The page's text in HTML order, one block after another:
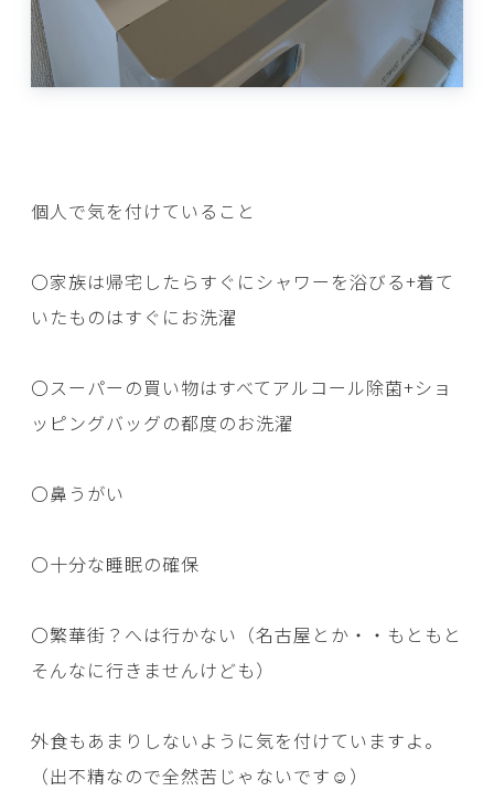
個人で気を付けていること
〇家族は帰宅したらすぐにシャワーを浴びる+着て
いたものはすぐにお洗濯
〇スーパーの買い物はすべてアルコール除菌+ショ
ッピングバッグの都度のお洗濯
〇鼻うがい
〇十分な睡眠の確保
〇繁華街？へは行かない（名古屋とか・・もともと
そんなに行きませんけども）
外食もあまりしないように気を付けていますよ。
（出不精なので全然苦じゃないです☺）